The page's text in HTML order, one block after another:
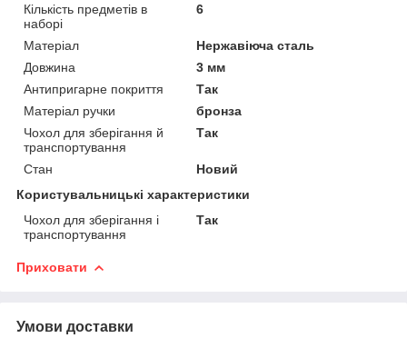
Кількість предметів в
наборі
6
Матеріал
Нержавіюча сталь
Довжина
3 мм
Антипригарне покриття
Так
Матеріал ручки
бронза
Чохол для зберігання й
транспортування
Так
Стан
Новий
Користувальницькі характеристики
Чохол для зберігання і
транспортування
Так
Приховати
Умови доставки